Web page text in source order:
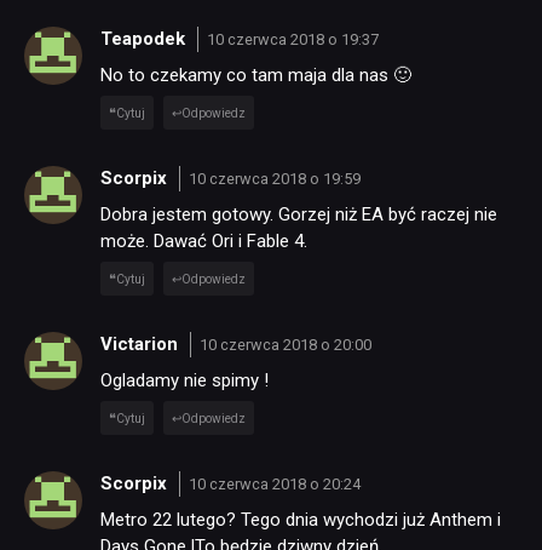
Teapodek 10 czerwca 2018 o 19:37
No to czekamy co tam maja dla nas 🙂
Cytuj Odpowiedz
Scorpix 10 czerwca 2018 o 19:59
Dobra jestem gotowy. Gorzej niż EA być raczej nie
może. Dawać Ori i Fable 4.
Cytuj Odpowiedz
Victarion 10 czerwca 2018 o 20:00
Ogladamy nie spimy !
Cytuj Odpowiedz
Scorpix 10 czerwca 2018 o 20:24
Metro 22 lutego? Tego dnia wychodzi już Anthem i